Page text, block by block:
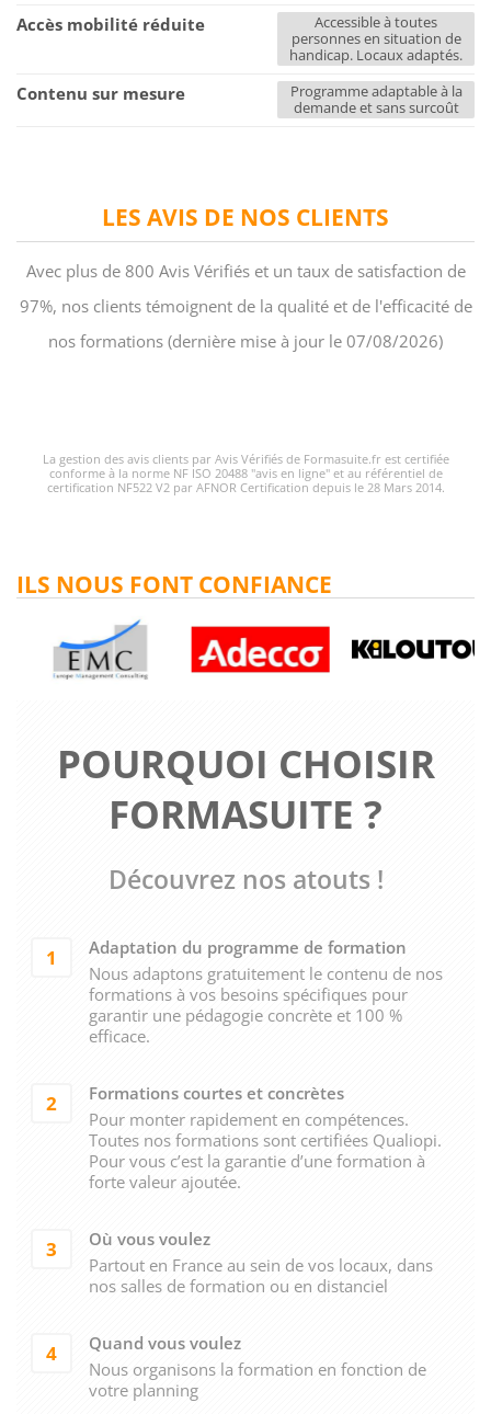
LES AVIS DE NOS CLIENTS
Avec plus de 800 Avis Vérifiés et un taux de satisfaction de
97%, nos clients témoignent de la qualité et de l'efficacité de
nos formations (dernière mise à jour le 07/08/2026)
La gestion des avis clients par Avis Vérifiés de Formasuite.fr est certifiée
conforme à la norme NF ISO 20488 "avis en ligne" et au référentiel de
certification NF522 V2 par AFNOR Certification depuis le 28 Mars 2014.
POURQUOI CHOISIR
FORMASUITE ?
Découvrez nos atouts !
1
Adaptation du programme de formation
Nous adaptons gratuitement le contenu de nos
formations à vos besoins spécifiques pour
garantir une pédagogie concrète et 100 %
efficace.
2
Formations courtes et concrètes
Pour monter rapidement en compétences.
Toutes nos formations sont certifiées Qualiopi.
Pour vous c’est la garantie d’une formation à
forte valeur ajoutée.
3
Où vous voulez
Partout en France au sein de vos locaux, dans
nos salles de formation ou en distanciel
4
Quand vous voulez
Nous organisons la formation en fonction de
votre planning
ILS NOUS FONT CONFIANCE
Accès mobilité réduite
Accessible à toutes
personnes en situation de
handicap. Locaux adaptés.
Contenu sur mesure
Programme adaptable à la
demande et sans surcoût